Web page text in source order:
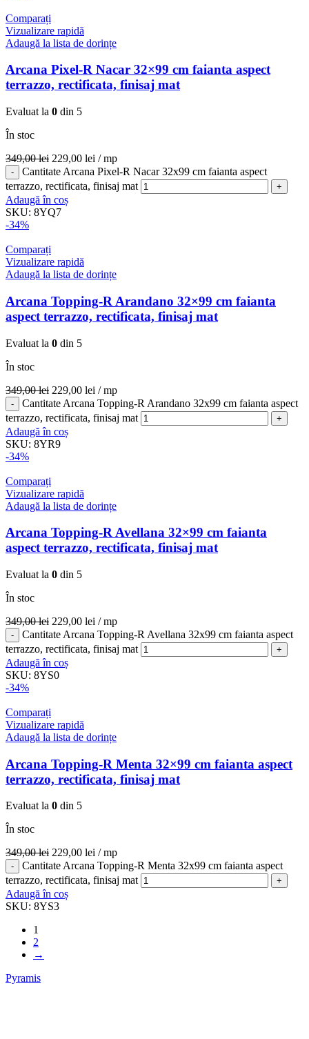
Comparați
Vizualizare rapidă
Adaugă la lista de dorințe
Arcana Pixel-R Nacar 32×99 cm faianta aspect
terrazzo, rectificata, finisaj mat
Evaluat la 0 din 5
În stoc
349,00lei 229,00 lei / mp
Cantitate Arcana Pixel-R Nacar 32x99 cm faianta aspect
terrazzo, rectificata, finisaj mat
Adaugă în coș
SKU: 8YQ7
-34%
Comparați
Vizualizare rapidă
Adaugă la lista de dorințe
Arcana Topping-R Arandano 32×99 cm faianta
aspect terrazzo, rectificata, finisaj mat
Evaluat la 0 din 5
În stoc
349,00lei 229,00 lei / mp
Cantitate Arcana Topping-R Arandano 32x99 cm faianta aspect
terrazzo, rectificata, finisaj mat
Adaugă în coș
SKU: 8YR9
-34%
Comparați
Vizualizare rapidă
Adaugă la lista de dorințe
Arcana Topping-R Avellana 32×99 cm faianta
aspect terrazzo, rectificata, finisaj mat
Evaluat la 0 din 5
În stoc
349,00lei 229,00 lei / mp
Cantitate Arcana Topping-R Avellana 32x99 cm faianta aspect
terrazzo, rectificata, finisaj mat
Adaugă în coș
SKU: 8YS0
-34%
Comparați
Vizualizare rapidă
Adaugă la lista de dorințe
Arcana Topping-R Menta 32×99 cm faianta aspect
terrazzo, rectificata, finisaj mat
Evaluat la 0 din 5
În stoc
349,00lei 229,00 lei / mp
Cantitate Arcana Topping-R Menta 32x99 cm faianta aspect
terrazzo, rectificata, finisaj mat
Adaugă în coș
SKU: 8YS3
1
2
→
Pyramis